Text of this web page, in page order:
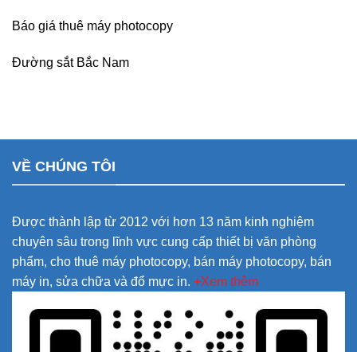
Báo giá thuê máy photocopy
Đường sắt Bắc Nam
VỀ CHÚNG TÔI
Được thành lập từ 2012 với hơn 13 năm kinh nghiệm
chuyên sâu trong lĩnh vực cung cấp thiết bị văn phòng
phẩm, cho thuê máy photocopy, bán máy photocopy, bán
máy in, sửa chữa và đổ mực in. +Xem thêm